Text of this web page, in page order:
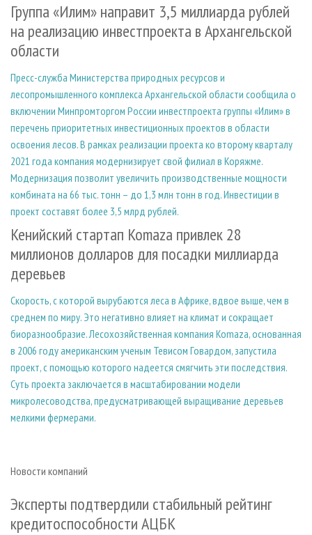
Группа «Илим» направит 3,5 миллиарда рублей
на реализацию инвестпроекта в Архангельской
области
Пресс-служба Министерства природных ресурсов и
лесопромышленного комплекса Архангельской области сообщила о
включении Минпромторгом России инвестпроекта группы «Илим» в
перечень приоритетных инвестиционных проектов в области
освоения лесов. В рамках реализации проекта ко второму кварталу
2021 года компания модернизирует свой филиал в Коряжме.
Модернизация позволит увеличить производственные мощности
комбината на 66 тыс. тонн – до 1,3 млн тонн в год. Инвестиции в
проект составят более 3,5 млрд рублей.
Кенийский стартап Komaza привлек 28
миллионов долларов для посадки миллиарда
деревьев
Скорость, с которой вырубаются леса в Африке, вдвое выше, чем в
среднем по миру. Это негативно влияет на климат и сокращает
биоразнообразие. Лесохозяйственная компания Komaza, основанная
в 2006 году американским ученым Тевисом Говардом, запустила
проект, с помощью которого надеется смягчить эти последствия.
Суть проекта заключается в масштабировании модели
микролесоводства, предусматривающей выращивание деревьев
мелкими фермерами.
Новости компаний
Эксперты подтвердили стабильный рейтинг
кредитоспособности АЦБК